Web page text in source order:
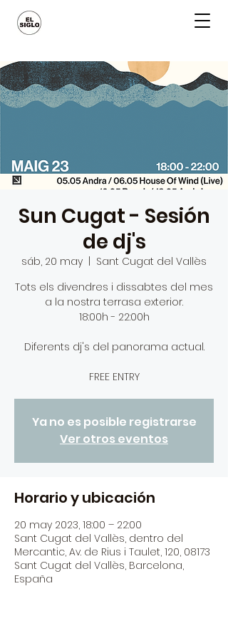
Sun Cugat - Sesión
de dj's
sáb, 20 may
Sant Cugat del Vallès
Tots els divendres i dissabtes del mes
a la nostra terrasa exterior.
18:00h - 22:00h
Diferents dj's del panorama actual.
FREE ENTRY
Ya no es posible registrarse
Ver otros eventos
Horario y ubicación
20 may 2023, 18:00 – 22:00
Sant Cugat del Vallès, dentro del
Mercantic, Av. de Rius i Taulet, 120, 08173
Sant Cugat del Vallès, Barcelona,
España